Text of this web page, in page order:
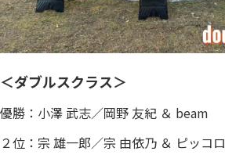
＜ダブルスクラス＞
優勝：小澤 武志／岡野 友紀 ＆ beam
２位：宗 雄一郎／宗 由依乃 ＆ ピッコロ